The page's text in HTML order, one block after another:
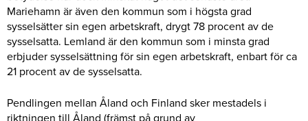
Mariehamn är även den kommun som i högsta grad
sysselsätter sin egen arbetskraft, drygt 78 procent av de
sysselsatta. Lemland är den kommun som i minsta grad
erbjuder sysselsättning för sin egen arbetskraft, enbart för ca
21 procent av de sysselsatta.
Pendlingen mellan Åland och Finland sker mestadels i
riktningen till Åland (främst på grund av